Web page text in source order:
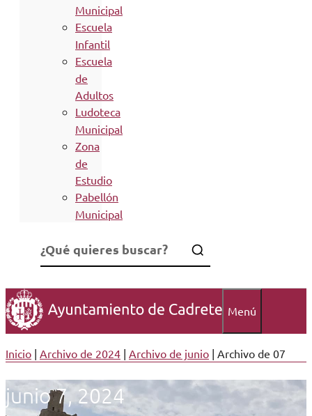
Municipal
Escuela
Infantil
Escuela
de
Adultos
Ludoteca
Municipal
Zona
de
Estudio
Pabellón
Municipal
Menú
Inicio | Archivo de 2024 | Archivo de junio | Archivo de 07
junio 7, 2024